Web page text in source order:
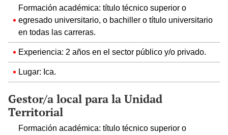
Formación académica: título técnico superior o
egresado universitario, o bachiller o título universitario
en todas las carreras.
Experiencia: 2 años en el sector público y/o privado.
Lugar: Ica.
Gestor/a local para la Unidad
Territorial
Formación académica: título técnico superior o